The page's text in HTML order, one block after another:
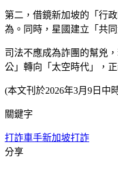
第二，借鏡新加坡的「行
為。同時，星國建立「共
司法不應成為詐團的幫兇
公」轉向「太空時代」，
(本文刊於2026年3月9日中
關鍵字
打詐車手新加坡打詐
分享